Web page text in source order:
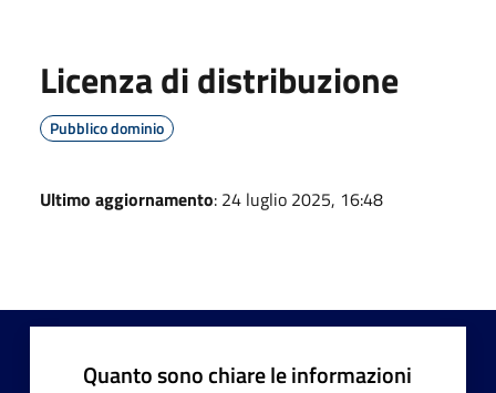
Licenza di distribuzione
Pubblico dominio
Ultimo aggiornamento: 24 luglio 2025, 16:48
Quanto sono chiare le informazioni